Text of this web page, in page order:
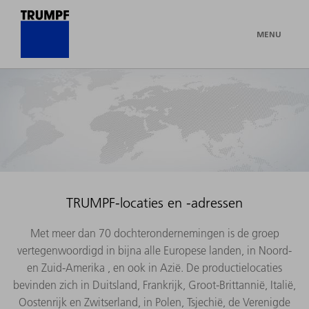
MENU
TRUMPF-locaties en -adressen
Met meer dan 70 dochterondernemingen is de groep
vertegenwoordigd in bijna alle Europese landen, in Noord-
en Zuid-Amerika , en ook in Azië. De productielocaties
bevinden zich in Duitsland, Frankrijk, Groot-Brittannië, Italië,
Oostenrijk en Zwitserland, in Polen, Tsjechië, de Verenigde